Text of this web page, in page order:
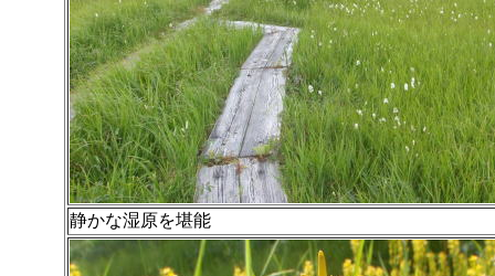
静かな湿原を堪能